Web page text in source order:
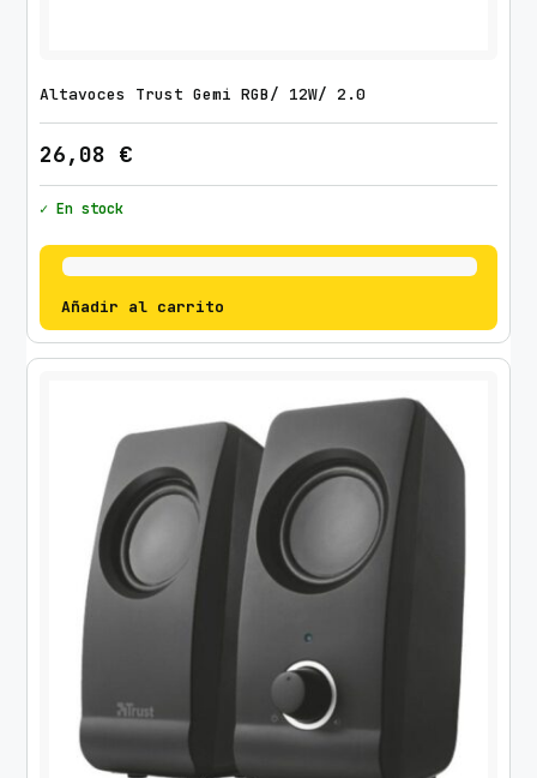
Altavoces Trust Gemi RGB/ 12W/ 2.0
26,08 €
✓ En stock
Añadir al carrito